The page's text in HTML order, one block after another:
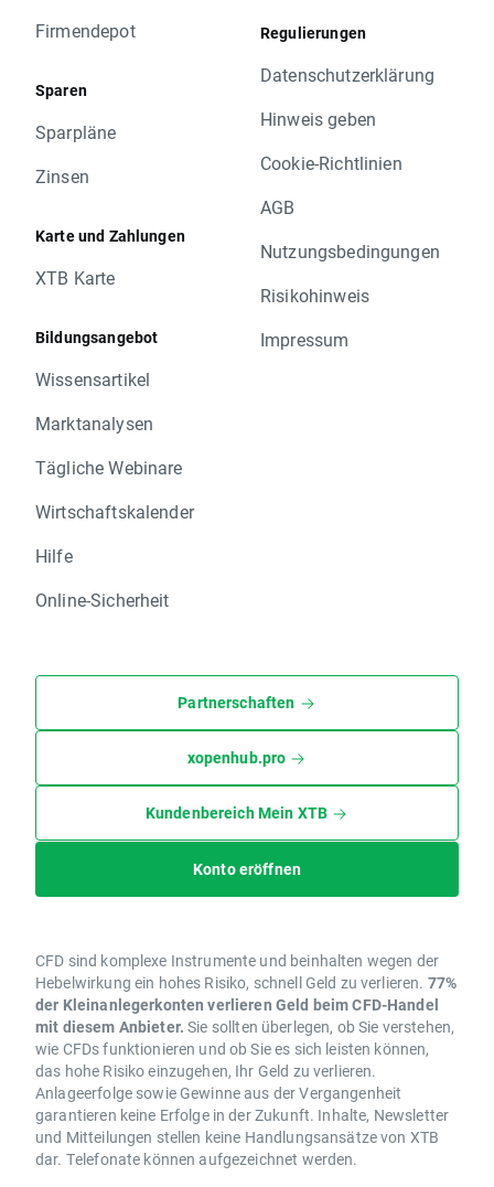
Firmendepot
Sparen
Sparpläne
Zinsen
Karte und Zahlungen
XTB Karte
Bildungsangebot
Wissensartikel
Marktanalysen
Tägliche Webinare
Wirtschaftskalender
Hilfe
Online-Sicherheit
Regulierungen
Datenschutzerklärung
Hinweis geben
Cookie-Richtlinien
AGB
Nutzungsbedingungen
Risikohinweis
Impressum
Partnerschaften
xopenhub.pro
Kundenbereich Mein XTB
Konto eröffnen
CFD sind komplexe Instrumente und beinhalten wegen der
Hebelwirkung ein hohes Risiko, schnell Geld zu verlieren. 77%
der Kleinanlegerkonten verlieren Geld beim CFD-Handel
mit diesem Anbieter. Sie sollten überlegen, ob Sie verstehen,
wie CFDs funktionieren und ob Sie es sich leisten können,
das hohe Risiko einzugehen, Ihr Geld zu verlieren.
Anlageerfolge sowie Gewinne aus der Vergangenheit
garantieren keine Erfolge in der Zukunft. Inhalte, Newsletter
und Mitteilungen stellen keine Handlungsansätze von XTB
dar. Telefonate können aufgezeichnet werden.